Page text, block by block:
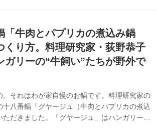
「牛肉とパプリカの煮込み鍋
くり方。料理研究家・荻野恭子
ガリーの“牛飼い”たちが野外で
それはわが家自慢のお鍋です。料理研究家の
八番鍋「グヤージュ（牛肉とパプリカの煮込
だきました。「グヤージュ」はハンガリーの
味します。湯気の向こうの大切なだれかを思